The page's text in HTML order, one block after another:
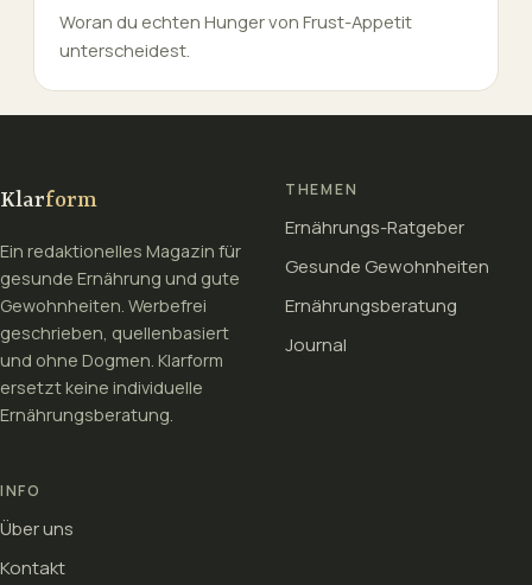
Woran du echten Hunger von Frust-Appetit
unterscheidest.
Klarform
Ein redaktionelles Magazin für
gesunde Ernährung und gute
Gewohnheiten. Werbefrei
geschrieben, quellenbasiert
und ohne Dogmen. Klarform
ersetzt keine individuelle
Ernährungsberatung.
THEMEN
Ernährungs-Ratgeber
Gesunde Gewohnheiten
Ernährungsberatung
Journal
INFO
Über uns
Kontakt